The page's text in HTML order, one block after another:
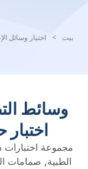
بيت > اختبار وسائل
وسائط
اختبار
الطبية, صمامات